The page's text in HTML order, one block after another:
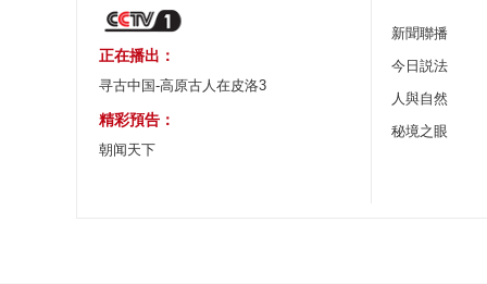
正在播出：
寻古中国-高原古人在皮洛3
精彩預告：
朝闻天下
新聞聯播
今日説法
人與自然
秘境之眼